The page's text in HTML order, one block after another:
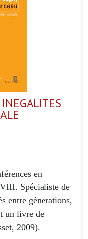
en
Spécialiste de
entre générations,
un livre de
2009).